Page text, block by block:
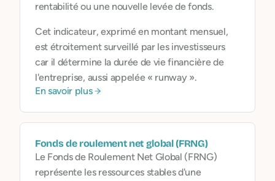
rentabilité ou une nouvelle levée de fonds.
Cet indicateur, exprimé en montant mensuel,
est étroitement surveillé par les investisseurs
car il détermine la durée de vie financière de
l'entreprise, aussi appelée « runway ».
En savoir plus
Fonds de roulement net global (FRNG)
Le Fonds de Roulement Net Global (FRNG)
représente les ressources stables d'une